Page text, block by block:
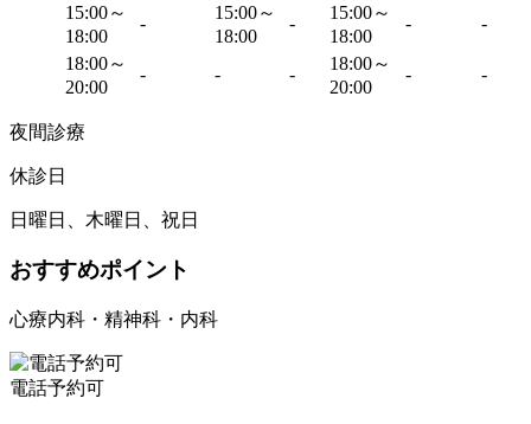
15:00～
18:00
-
15:00～
18:00
-
15:00～
18:00
-
-
18:00～
20:00
- - -
18:00～
20:00
- -
夜間診療
休診日
日曜日、木曜日、祝日
おすすめポイント
心療内科・精神科・内科
電話予約可